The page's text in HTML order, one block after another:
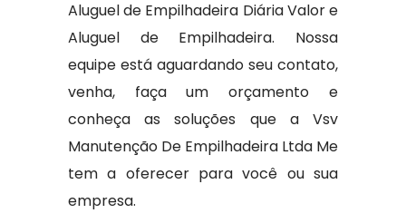
Aluguel de Empilhadeira Diária Valor e
Aluguel de Empilhadeira. Nossa
equipe está aguardando seu contato,
venha, faça um orçamento e
conheça as soluções que a Vsv
Manutenção De Empilhadeira Ltda Me
tem a oferecer para você ou sua
empresa.